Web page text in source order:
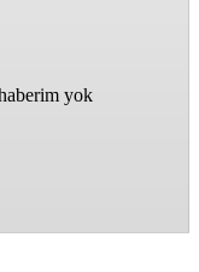
yok